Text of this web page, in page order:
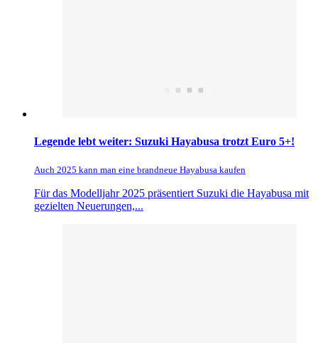
Legende lebt weiter: Suzuki Hayabusa trotzt Euro 5+!
Auch 2025 kann man eine brandneue Hayabusa kaufen
Für das Modelljahr 2025 präsentiert Suzuki die Hayabusa mit
gezielten Neuerungen,...